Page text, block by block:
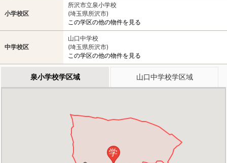
小学校区
所沢市立泉小学校
(埼玉県所沢市)
この学区の他の物件を見る
中学校区
山口中学校
(埼玉県所沢市)
この学区の他の物件を見る
泉小学校学区域 山口中学校学区域
学